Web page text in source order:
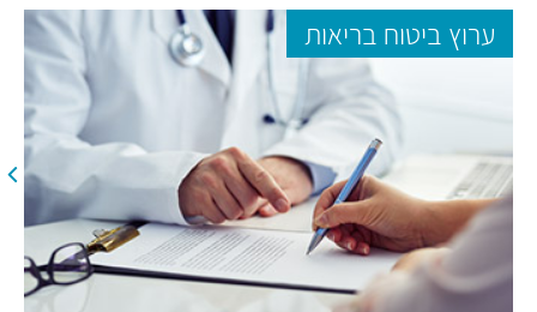
ערוץ ביטוח בריאות